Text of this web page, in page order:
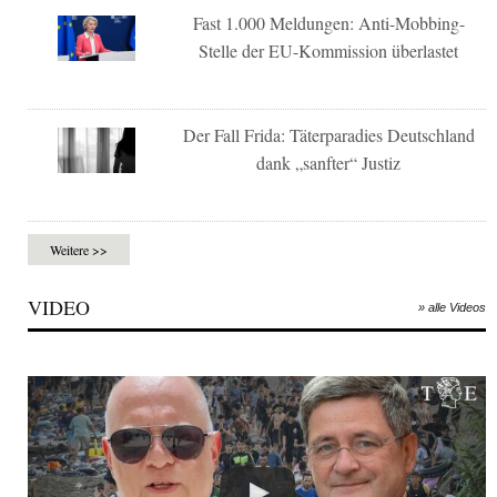
Fast 1.000 Meldungen: Anti-Mobbing-
Stelle der EU-Kommission überlastet
Der Fall Frida: Täterparadies Deutschland
dank „sanfter“ Justiz
Weitere >>
VIDEO » alle Videos